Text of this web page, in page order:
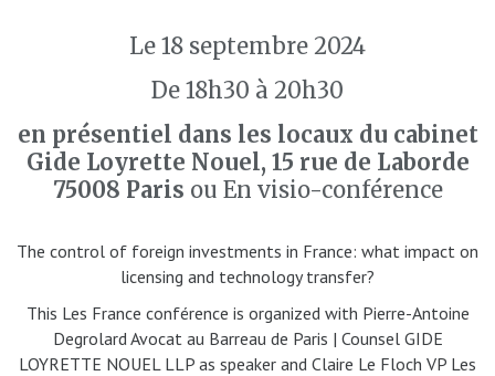
Le 18 septembre 2024
De 18h30 à 20h30
en présentiel dans les locaux du cabinet
Gide Loyrette Nouel, 15 rue de Laborde
75008 Paris ou En visio-conférence
The control of foreign investments in France: what impact on
licensing and technology transfer?
This Les France conférence is organized with Pierre-Antoine
Degrolard Avocat au Barreau de Paris | Counsel GIDE
LOYRETTE NOUEL LLP as speaker and Claire Le Floch VP Les